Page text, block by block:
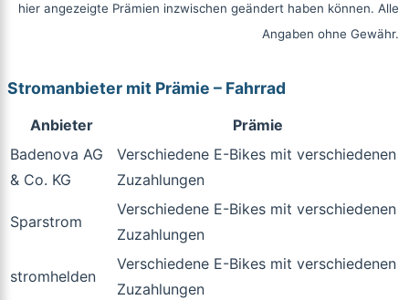
hier angezeigte Prämien inzwischen geändert haben können. Alle
Angaben ohne Gewähr.
Stromanbieter mit Prämie – Fahrrad
Anbieter
Prämie
Badenova AG
& Co. KG
Verschiedene E-Bikes mit verschiedenen
Zuzahlungen
Sparstrom
Verschiedene E-Bikes mit verschiedenen
Zuzahlungen
stromhelden
Verschiedene E-Bikes mit verschiedenen
Zuzahlungen